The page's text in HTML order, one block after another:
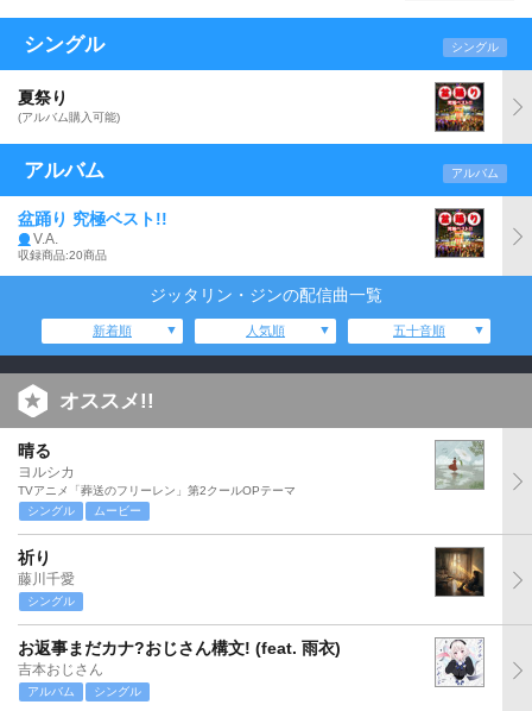
シングル シングル
夏祭り
(アルバム購入可能)
アルバム アルバム
盆踊り 究極ベスト!!
V.A.
収録商品:20商品
ジッタリン・ジンの配信曲一覧
新着順 人気順 五十音順
オススメ!!
晴る
ヨルシカ
TVアニメ「葬送のフリーレン」第2クールOPテーマ
シングル
ムービー
祈り
藤川千愛
シングル
お返事まだカナ?おじさん構文! (feat. 雨衣)
吉本おじさん
アルバム シングル